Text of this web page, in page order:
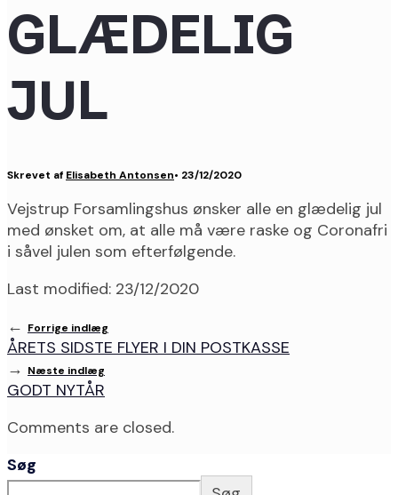
GLÆDELIG
JUL
Skrevet af Elisabeth Antonsen• 23/12/2020
Vejstrup Forsamlingshus ønsker alle en glædelig jul
med ønsket om, at alle må være raske og Coronafri
i såvel julen som efterfølgende.
Last modified: 23/12/2020
← Forrige indlæg
ÅRETS SIDSTE FLYER I DIN POSTKASSE
→ Næste indlæg
GODT NYTÅR
Comments are closed.
Søg